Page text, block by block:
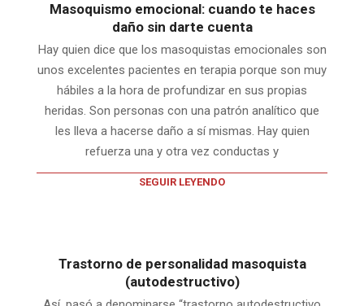
Masoquismo emocional: cuando te haces
daño sin darte cuenta
Hay quien dice que los masoquistas emocionales son
unos excelentes pacientes en terapia porque son muy
hábiles a la hora de profundizar en sus propias
heridas. Son personas con una patrón analítico que
les lleva a hacerse daño a sí mismas. Hay quien
refuerza una y otra vez conductas y
SEGUIR LEYENDO
Trastorno de personalidad masoquista
(autodestructivo)